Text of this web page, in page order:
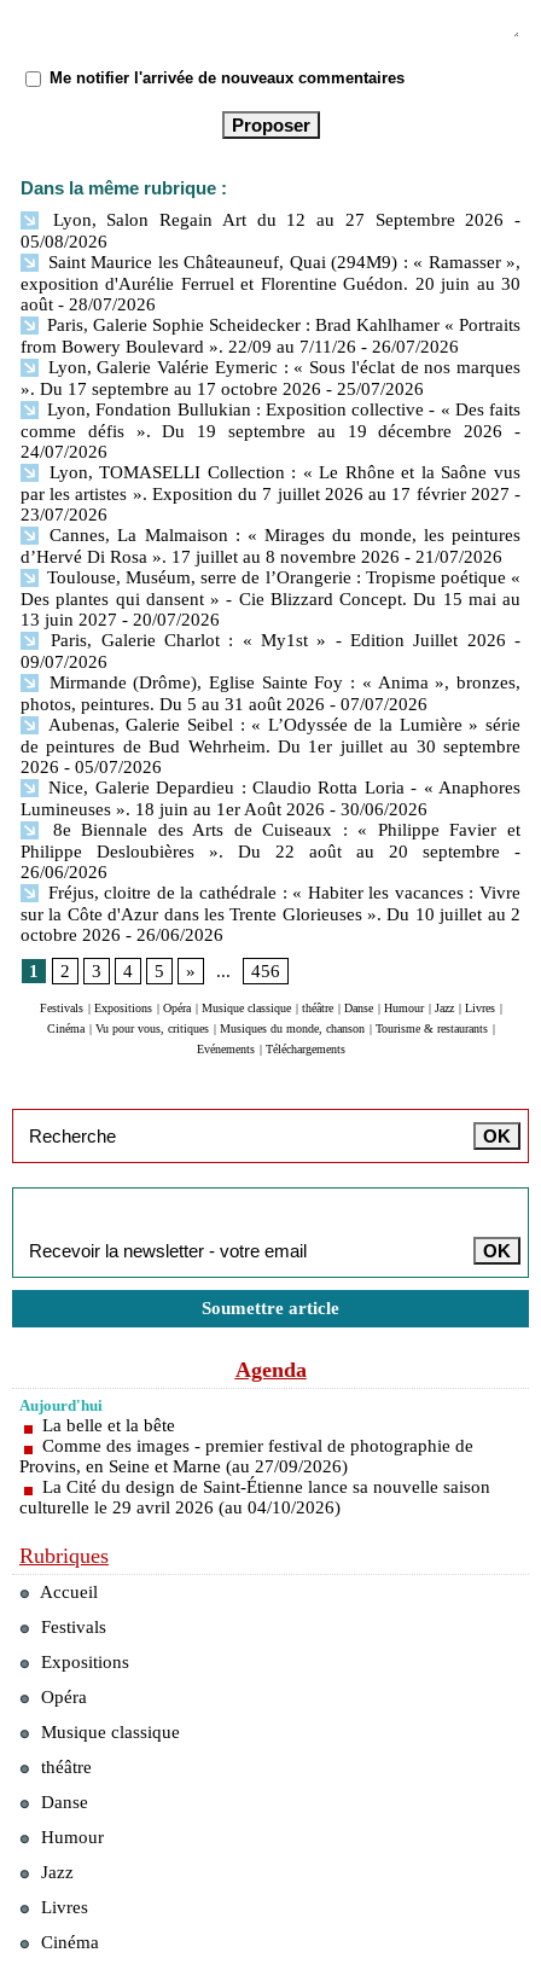
Me notifier l'arrivée de nouveaux commentaires
Dans la même rubrique :
Lyon, Salon Regain Art du 12 au 27 Septembre 2026
-
05/08/2026
Saint Maurice les Châteauneuf, Quai (294M9) : « Ramasser »,
exposition d'Aurélie Ferruel et Florentine Guédon. 20 juin au 30
août - 28/07/2026
Paris, Galerie Sophie Scheidecker : Brad Kahlhamer « Portraits
from Bowery Boulevard ». 22/09 au 7/11/26 - 26/07/2026
Lyon, Galerie Valérie Eymeric : « Sous l'éclat de nos marques
». Du 17 septembre au 17 octobre 2026 - 25/07/2026
Lyon, Fondation Bullukian : Exposition collective - « Des faits
comme défis ». Du 19 septembre au 19 décembre 2026
-
24/07/2026
Lyon, TOMASELLI Collection : « Le Rhône et la Saône vus
par les artistes ». Exposition du 7 juillet 2026 au 17 février 2027 -
23/07/2026
Cannes, La Malmaison : « Mirages du monde, les peintures
d’Hervé Di Rosa ». 17 juillet au 8 novembre 2026 - 21/07/2026
Toulouse, Muséum, serre de l’Orangerie : Tropisme poétique «
Des plantes qui dansent » - Cie Blizzard Concept. Du 15 mai au
13 juin 2027 - 20/07/2026
Paris, Galerie Charlot : « My1st » - Edition Juillet 2026 -
09/07/2026
Mirmande (Drôme), Eglise Sainte Foy : « Anima », bronzes,
photos, peintures. Du 5 au 31 août 2026 - 07/07/2026
Aubenas, Galerie Seibel : « L’Odyssée de la Lumière » série
de peintures de Bud Wehrheim. Du 1er juillet au 30 septembre
2026 - 05/07/2026
Nice, Galerie Depardieu : Claudio Rotta Loria - « Anaphores
Lumineuses ». 18 juin au 1er Août 2026 - 30/06/2026
8e Biennale des Arts de Cuiseaux : « Philippe Favier et
Philippe Desloubières ». Du 22 août au 20 septembre
-
26/06/2026
Fréjus, cloitre de la cathédrale : « Habiter les vacances : Vivre
sur la Côte d'Azur dans les Trente Glorieuses ». Du 10 juillet au 2
octobre 2026 - 26/06/2026
1
2 3 4 5 » ... 456
Festivals Expositions Opéra Musique classique théâtre Danse Humour Jazz Livres
Cinéma
Vu pour vous, critiques Musiques du monde, chanson Tourisme & restaurants
Evénements
Téléchargements
Soumettre article
Agenda
Aujourd'hui
La belle et la bête
Comme des images - premier festival de photographie de
Provins, en Seine et Marne (au 27/09/2026)
La Cité du design de Saint-Étienne lance sa nouvelle saison
culturelle le 29 avril 2026 (au 04/10/2026)
Rubriques
Accueil
Festivals
Expositions
Opéra
Musique classique
théâtre
Danse
Humour
Jazz
Livres
Cinéma